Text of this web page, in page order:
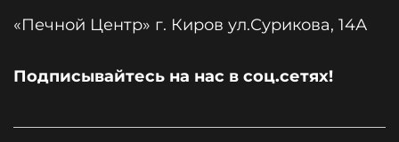
«Печной Центр» г. Киров ул.Сурикова, 14А
Подписывайтесь на нас в соц.сетях!